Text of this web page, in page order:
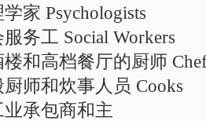
家 Psychologists
务工 Social Workers
和高档餐厅的厨师
师和炊事人员 Cooks
承包商和主